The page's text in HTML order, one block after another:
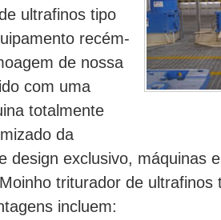
ultrafinos tipo
recém-
de nossa
com uma
totalmente
da
design exclusivo, máquinas
triturador de
incluem: